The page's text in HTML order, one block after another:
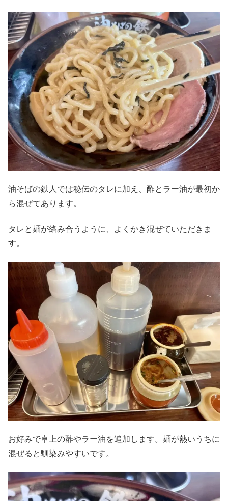
油そばの鉄人では秘伝のタレに加え、酢とラー油が最初か
ら混ぜてあります。
タレと麺が絡み合うように、よくかき混ぜていただきま
す。
お好みで卓上の酢やラー油を追加します。麺が熱いうちに
混ぜると馴染みやすいです。